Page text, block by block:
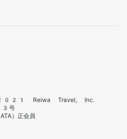
2021 Reiwa Travel, Inc.
号
）正会員